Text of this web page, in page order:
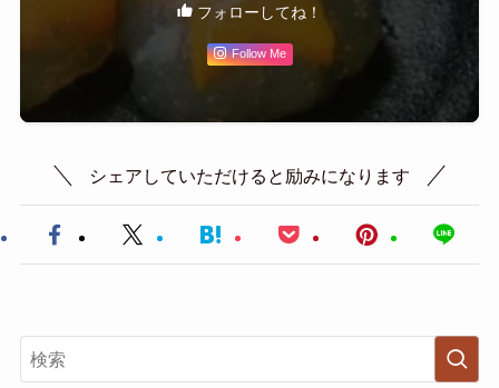
フォローしてね！
Follow Me
シェアしていただけると励みになります